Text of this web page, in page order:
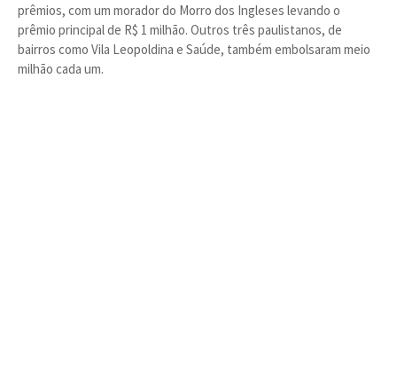
prêmios, com um morador do Morro dos Ingleses levando o
prêmio principal de R$ 1 milhão. Outros três paulistanos, de
bairros como Vila Leopoldina e Saúde, também embolsaram meio
milhão cada um.